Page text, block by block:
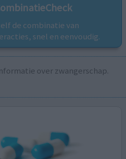
de combinatie van
snel en eenvoudig.
over zwangerschap.